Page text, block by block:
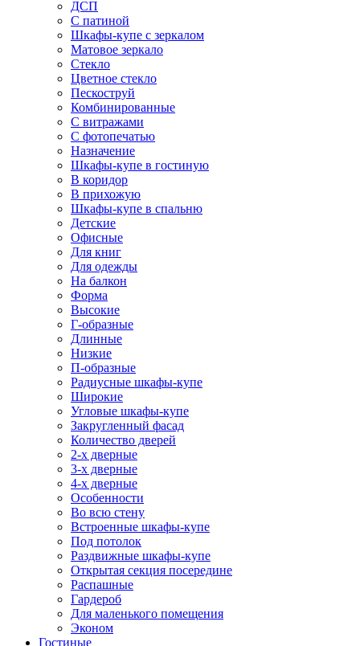
ДСП
С патиной
Шкафы-купе с зеркалом
Матовое зеркало
Стекло
Цветное стекло
Пескоструй
Комбинированные
С витражами
С фотопечатью
Назначение
Шкафы-купе в гостиную
В коридор
В прихожую
Шкафы-купе в спальню
Детские
Офисные
Для книг
Для одежды
На балкон
Форма
Высокие
Г-образные
Длинные
Низкие
П-образные
Радиусные шкафы-купе
Широкие
Угловые шкафы-купе
Закругленный фасад
Количество дверей
2-х дверные
3-х дверные
4-х дверные
Особенности
Во всю стену
Встроенные шкафы-купе
Под потолок
Раздвижные шкафы-купе
Открытая секция посередине
Распашные
Гардероб
Для маленького помещения
Эконом
Гостиные